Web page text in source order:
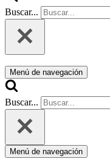
Buscar...
Menú de navegación
Buscar...
Menú de navegación